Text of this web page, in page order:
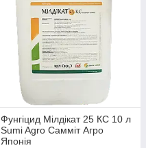
Фунгіцид Мілдікат 25 КС 10 л
Sumi Agro Самміт Агро
Японія